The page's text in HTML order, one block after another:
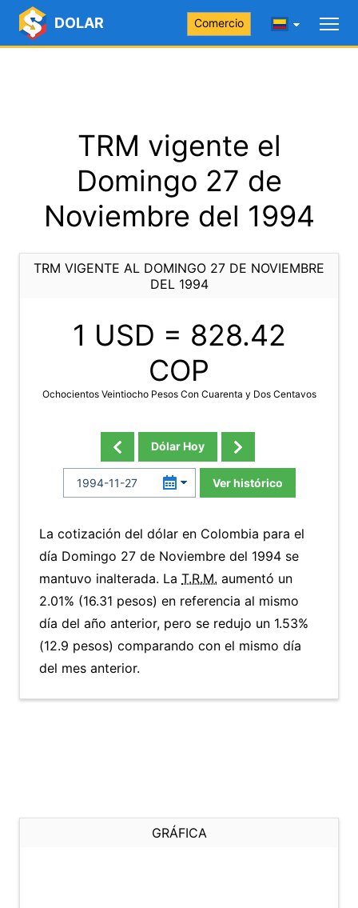
DOLAR Comercio
TRM vigente el
Domingo 27 de
Noviembre del 1994
TRM VIGENTE AL DOMINGO 27 DE NOVIEMBRE
DEL 1994
1 USD = 828.42
COP
Ochocientos Veintiocho Pesos Con Cuarenta y Dos Centavos
Dólar Hoy
Ver histórico
La cotización del dólar en Colombia para el
día Domingo 27 de Noviembre del 1994 se
mantuvo inalterada. La T.R.M. aumentó un
2.01% (16.31 pesos) en referencia al mismo
día del año anterior, pero se redujo un 1.53%
(12.9 pesos) comparando con el mismo día
del mes anterior.
GRÁFICA